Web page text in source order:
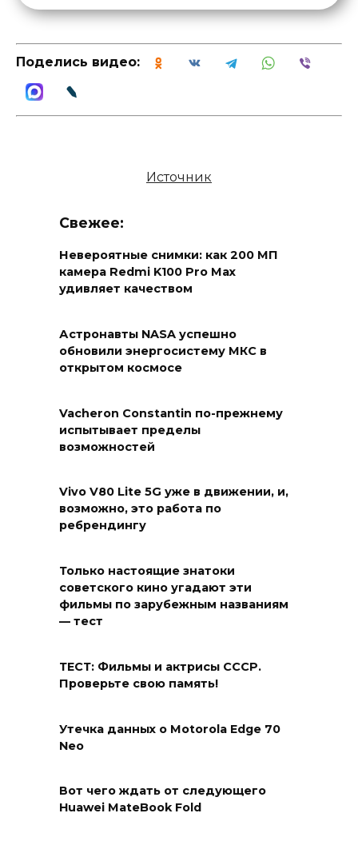
Поделись видео:
Источник
Свежее:
Невероятные снимки: как 200 МП
камера Redmi K100 Pro Max
удивляет качеством
Астронавты NASA успешно
обновили энергосистему МКС в
открытом космосе
Vacheron Constantin по-прежнему
испытывает пределы
возможностей
Vivo V80 Lite 5G уже в движении, и,
возможно, это работа по
ребрендингу
Только настоящие знатоки
советского кино угадают эти
фильмы по зарубежным названиям
— тест
ТЕСТ: Фильмы и актрисы СССР.
Проверьте свою память!
Утечка данных о Motorola Edge 70
Neo
Вот чего ждать от следующего
Huawei MateBook Fold